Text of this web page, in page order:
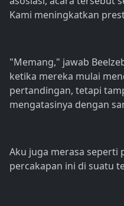
Kami meningkatkan
"Memang," jawab
ketika mereka mulai
pertandingan, tetapi
mengatasinya dengan
Aku juga merasa seperti
percakapan ini di suatu